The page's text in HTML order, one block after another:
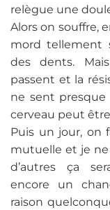
relègue une
Alors on souffre,
mord tellement
des dents.
passent et la
ne sent presque
cerveau peut
Puis un jour, on
mutuelle et je ne
d’autres ça
encore un
raison